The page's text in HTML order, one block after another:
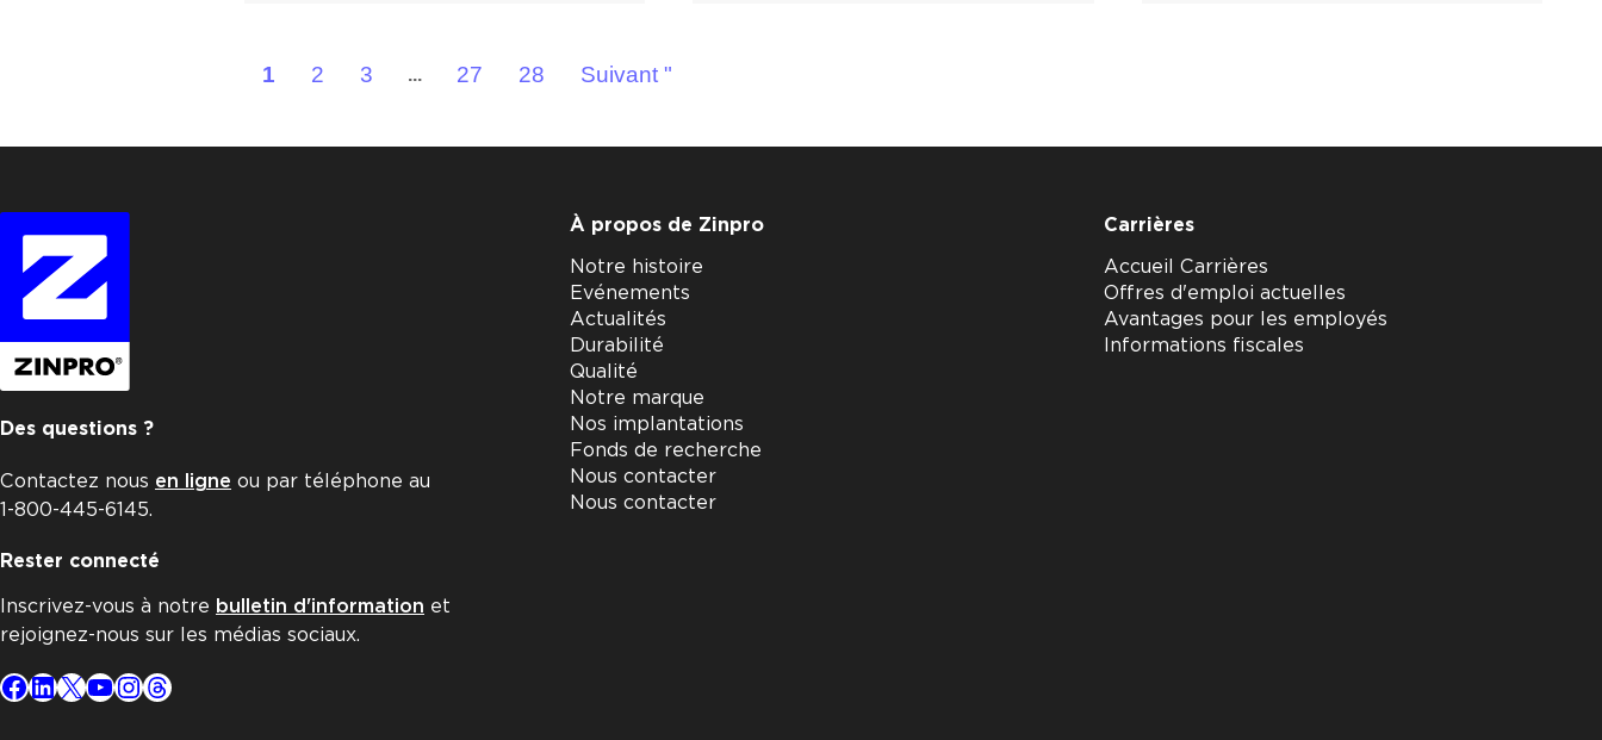
1 2 3 ... 27 28 Suivant "
Des questions ?
Contactez nous en ligne ou par téléphone au
1-800-445-6145.
Rester connecté
Inscrivez-vous à notre bulletin d'information et
rejoignez-nous sur les médias sociaux.
Facebook
LinkedIn
X YouTube
Instagram
Threads
À propos de Zinpro
Notre histoire
Evénements
Actualités
Durabilité
Qualité
Notre marque
Nos implantations
Fonds de recherche
Nous contacter
Nous contacter
Carrières
Accueil Carrières
Offres d'emploi actuelles
Avantages pour les employés
Informations fiscales